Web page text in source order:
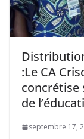
:Le CA
concrétise
de
septembre 17,